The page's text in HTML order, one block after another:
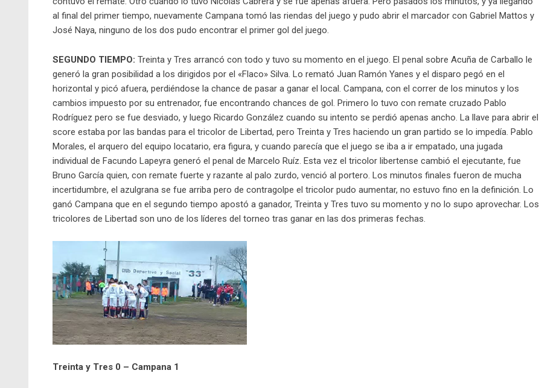
al final del primer tiempo, nuevamente Campana tomó las riendas del juego y pudo abrir el marcador con Gabriel Mattos y
José Naya, ninguno de los dos pudo encontrar el primer gol del juego.
SEGUNDO TIEMPO: Treinta y Tres arrancó con todo y tuvo su momento en el juego. El penal sobre Acuña de Carballo le
generó la gran posibilidad a los dirigidos por el «Flaco» Silva. Lo remató Juan Ramón Yanes y el disparo pegó en el
horizontal y picó afuera, perdiéndose la chance de pasar a ganar el local. Campana, con el correr de los minutos y los
cambios impuesto por su entrenador, fue encontrando chances de gol. Primero lo tuvo con remate cruzado Pablo
Rodríguez pero se fue desviado, y luego Ricardo González cuando su intento se perdió apenas ancho. La llave para abrir el
score estaba por las bandas para el tricolor de Libertad, pero Treinta y Tres haciendo un gran partido se lo impedía. Pablo
Morales, el arquero del equipo locatario, era figura, y cuando parecía que el juego se iba a ir empatado, una jugada
individual de Facundo Lapeyra generó el penal de Marcelo Ruíz. Esta vez el tricolor libertense cambió el ejecutante, fue
Bruno García quien, con remate fuerte y razante al palo zurdo, venció al portero. Los minutos finales fueron de mucha
incertidumbre, el azulgrana se fue arriba pero de contragolpe el tricolor pudo aumentar, no estuvo fino en la definición. Lo
ganó Campana que en el segundo tiempo apostó a ganador, Treinta y Tres tuvo su momento y no lo supo aprovechar. Los
tricolores de Libertad son uno de los líderes del torneo tras ganar en las dos primeras fechas.
Treinta y Tres 0 – Campana 1